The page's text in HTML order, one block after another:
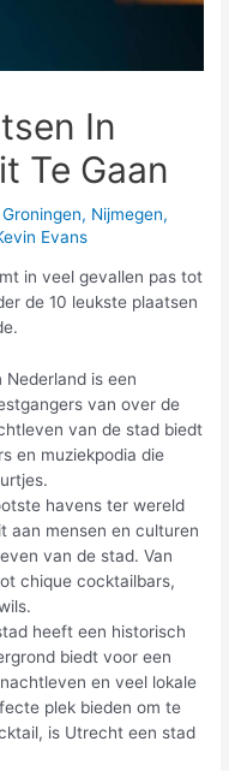
In
Te Gaan
Groningen, Nijmegen,
Evans
in veel gevallen pas tot
de 10 leukste plaatsen
is een
van over de
van de stad biedt
en muziekpodia die
havens ter wereld
aan mensen en culturen
van de stad. Van
chique cocktailbars,
heeft een historisch
biedt voor een
en veel lokale
plek bieden om te
is Utrecht een stad